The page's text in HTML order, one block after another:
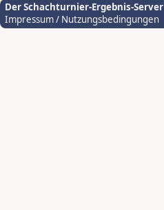
Der Schachturnier-Ergebnis-Server
Impressum / Nutzungsbedingungen